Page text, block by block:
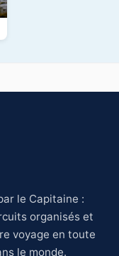
le Capitaine :
organisés et
voyage en toute
le monde.